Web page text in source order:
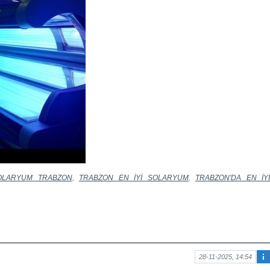
TRABZON, TRABZON EN İYİ SOLARYUM, TRABZON'DA EN İYİ
28-11-2025, 14:54